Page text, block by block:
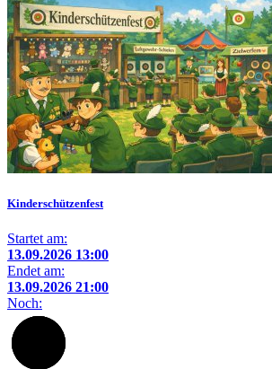
Kinderschützenfest
Startet am:
13.09.2026 13:00
Endet am:
13.09.2026 21:00
Noch: